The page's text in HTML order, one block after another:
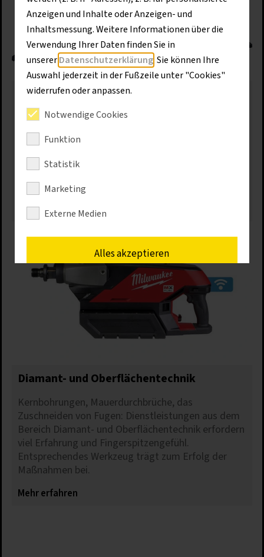
Baustellenbedarf
Keine Baustelle gleicht der anderen, und doch gibt
es eine große Gemeinsamkeit: Nur wenn alle
benötigten Materialien zur richtigen Zeit am
richtigen Ort sind, lassen sich Bauverzögerungen
vermeiden. Voraussetzung ist die präzise Planung
des Baustellenbedarfs.
Mehr erfahren
Diamant- und Oberflächentechnik
Kernbohrungen, Mauerdurchbrüche, das
Zuschneiden von Fugen: Dienstleistungen aus dem
Bereich Diamant- und Oberflächentechnik erfordern
viel Erfahrung und Fingerspitzengefühl.
Entsprechendes Werkzeug trägt zum Erfolg der
Maßnahmen bei.
Mehr erfahren
Anzeigen und Inhalte oder Anzeigen- und
Inhaltsmessung. Weitere Informationen über die
Verwendung Ihrer Daten finden Sie in
unsererDatenschutzerklärung . Sie können Ihre
Auswahl jederzeit in der Fußzeile unter "Cookies"
widerrufen oder anpassen.
Notwendige Cookies
Funktion
Statistik
Marketing
Externe Medien
Alles akzeptieren
Speichern
Nur erforderliche Cookies akzeptieren
Impressum|Datenschutz